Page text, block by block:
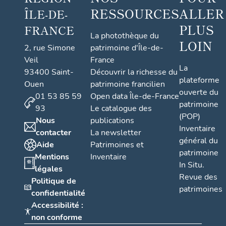
ÎLE-DE-
FRANCE
2, rue Simone
Veil
93400 Saint-
Ouen
01 53 85 59
93
Nous
contacter
Aide
Mentions
légales
Politique de
confidentialité
Accessibilité :
non conforme
RESSOURCES
La photothèque du
patrimoine d'Île-de-
France
Découvrir la richesse du
patrimoine francilien
Open data Île-de-France
Le catalogue des
publications
La newsletter
Patrimoines et
Inventaire
ALLER
PLUS
LOIN
La
plateforme
ouverte du
patrimoine
(POP)
Inventaire
général du
patrimoine
In Situ.
Revue des
patrimoines